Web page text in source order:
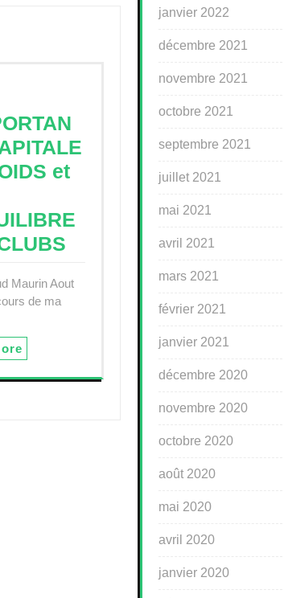
et
Maurin Aout
de ma
janvier 2022
décembre 2021
novembre 2021
octobre 2021
septembre 2021
juillet 2021
mai 2021
avril 2021
mars 2021
février 2021
janvier 2021
décembre 2020
novembre 2020
octobre 2020
août 2020
mai 2020
avril 2020
janvier 2020